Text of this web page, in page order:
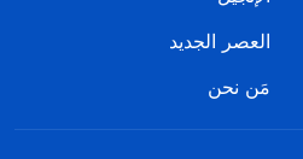
العصر الجديد
مَن نحن